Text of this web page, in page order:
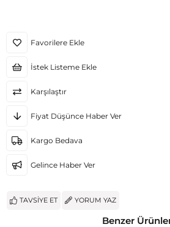
Favorilere Ekle
İstek Listeme Ekle
Karşılaştır
Fiyat Düşünce Haber Ver
Kargo Bedava
Gelince Haber Ver
TAVSIYE ET YORUM YAZ
Benzer